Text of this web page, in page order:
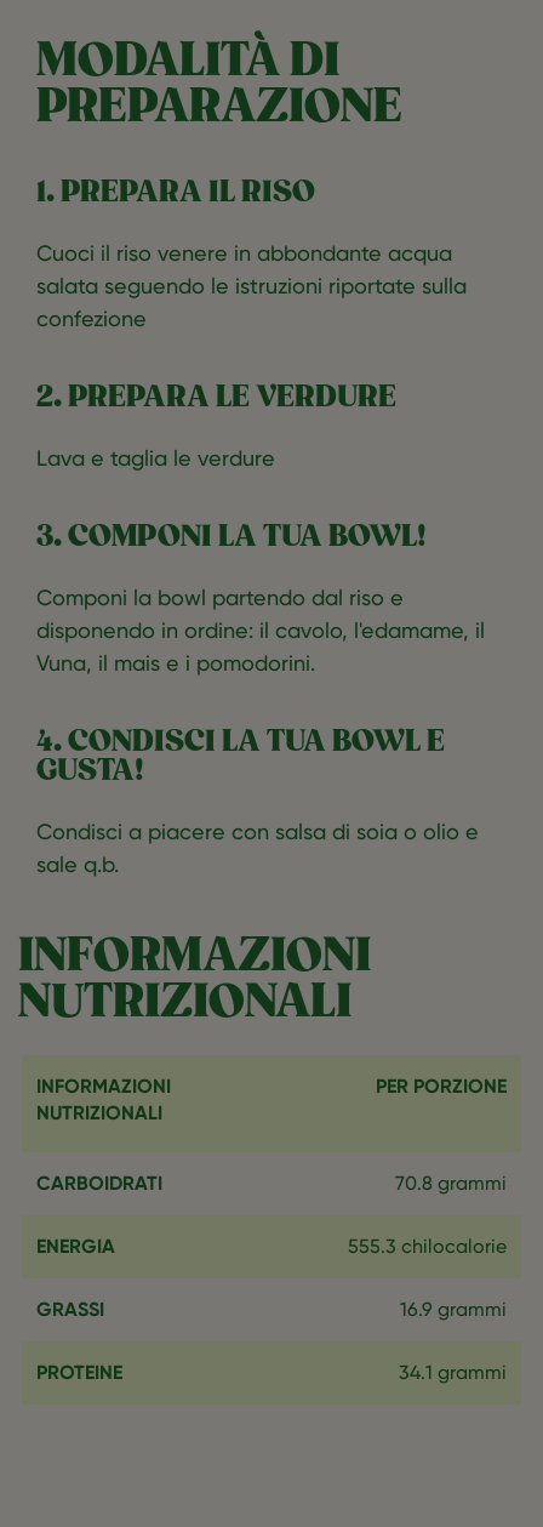
MODALITÀ DI
PREPARAZIONE
1. PREPARA IL RISO
Cuoci il riso venere in abbondante acqua
salata seguendo le istruzioni riportate sulla
confezione
2. PREPARA LE VERDURE
Lava e taglia le verdure
3. COMPONI LA TUA BOWL!
Componi la bowl partendo dal riso e
disponendo in ordine: il cavolo, l'edamame, il
Vuna, il mais e i pomodorini.
4. CONDISCI LA TUA BOWL E
GUSTA!
Condisci a piacere con salsa di soia o olio e
sale q.b.
INFORMAZIONI
NUTRIZIONALI
INFORMAZIONI
NUTRIZIONALI
PER PORZIONE
CARBOIDRATI 70.8 grammi
ENERGIA 555.3 chilocalorie
GRASSI 16.9 grammi
PROTEINE 34.1 grammi